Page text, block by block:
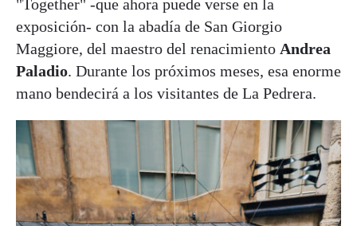
"Together" -que ahora puede verse en la
exposición- con la abadía de San Giorgio
Maggiore, del maestro del renacimiento Andrea
Paladio. Durante los próximos meses, esa enorme
mano bendecirá a los visitantes de La Pedrera.